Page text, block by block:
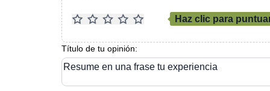
Haz clic para
Título de tu opinión:
Resume en una frase tu experiencia